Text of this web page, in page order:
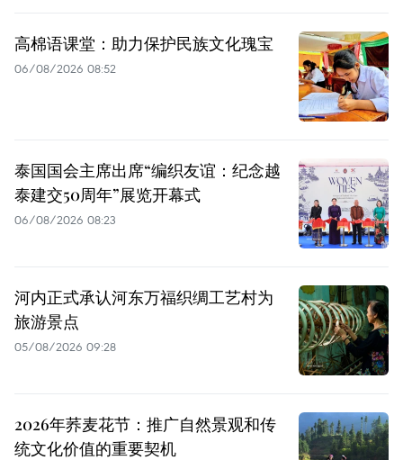
高棉语课堂：助力保护民族文化瑰宝
06/08/2026 08:52
泰国国会主席出席“编织友谊：纪念越
泰建交50周年”展览开幕式
06/08/2026 08:23
河内正式承认河东万福织绸工艺村为
旅游景点
05/08/2026 09:28
2026年荞麦花节：推广自然景观和传
统文化价值的重要契机